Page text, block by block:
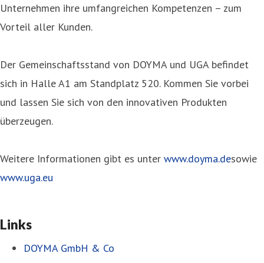
Unternehmen ihre umfangreichen Kompetenzen – zum
Vorteil aller Kunden.
Der Gemeinschaftsstand von DOYMA und UGA befindet
sich in Halle A1 am Standplatz 520. Kommen Sie vorbei
und lassen Sie sich von den innovativen Produkten
überzeugen.
Weitere Informationen gibt es unter www.doyma.desowie
www.uga.eu
Links
DOYMA GmbH & Co